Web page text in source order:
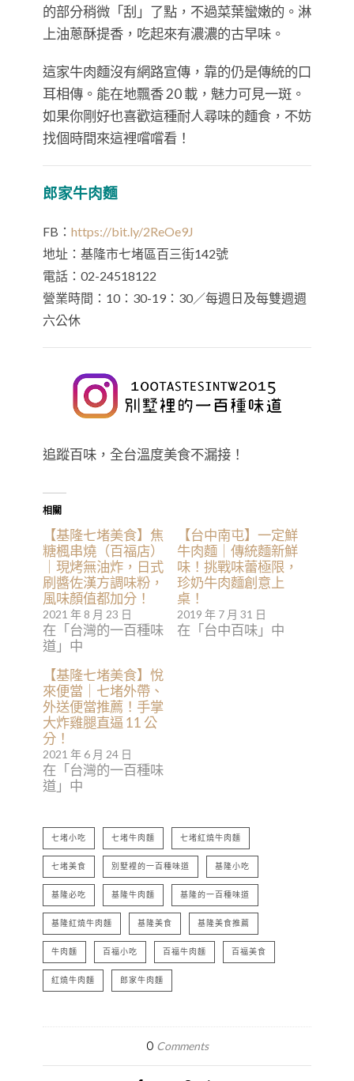
的部分稍微「刮」了點，不過菜葉蠻嫩的。淋
上油蔥酥提香，吃起來有濃濃的古早味。
這家牛肉麵沒有網路宣傳，靠的仍是傳統的口
耳相傳。能在地飄香 20 載，魅力可見一斑。
如果你剛好也喜歡這種耐人尋味的麵食，不妨
找個時間來這裡嚐嚐看！
郎家牛肉麵
FB： https://bit.ly/2ReOe9J
地址：基隆市七堵區百三街142號
電話：02-24518122
營業時間：10：30-19：30／每週日及每雙週週
六公休
追蹤百味，全台溫度美食不漏接！
相關
【基隆七堵美食】焦
糖楓串燒（百福店）
｜現烤無油炸，日式
刷醬佐漢方調味粉，
風味顏值都加分！
2021 年 8 月 23 日
在「台灣的一百種味
道」中
【台中南屯】一定鮮
牛肉麵｜傳統麵新鮮
味！挑戰味蕾極限，
珍奶牛肉麵創意上
桌！
2019 年 7 月 31 日
在「台中百味」中
【基隆七堵美食】悅
來便當｜七堵外帶、
外送便當推薦！手掌
大炸雞腿直逼 11 公
分！
2021 年 6 月 24 日
在「台灣的一百種味
道」中
七堵小吃 七堵牛肉麵 七堵紅燒牛肉麵
七堵美食 別墅裡的一百種味道 基隆小吃
基隆必吃 基隆牛肉麵 基隆的一百種味道
基隆紅燒牛肉麵 基隆美食 基隆美食推薦
牛肉麵 百福小吃 百福牛肉麵 百福美食
紅燒牛肉麵 郎家牛肉麵
0 Comments